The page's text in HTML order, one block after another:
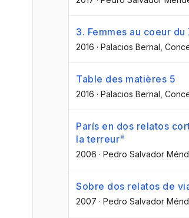
3. Femmes au coeur
2016 · Palacios Bernal,
Table des matières 5
2016 · Palacios Bernal,
París en dos relatos
la terreur"
2006 · Pedro Salvador
Sobre dos relatos de
2007 · Pedro Salvador